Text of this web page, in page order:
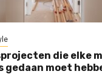
die elke
gedaan moet